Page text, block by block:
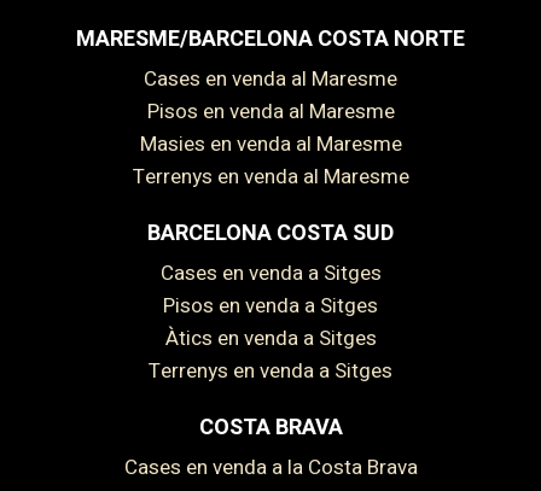
MARESME/BARCELONA COSTA NORTE
Cases en venda al Maresme
Pisos en venda al Maresme
Masies en venda al Maresme
Terrenys en venda al Maresme
BARCELONA COSTA SUD
Cases en venda a Sitges
Pisos en venda a Sitges
Àtics en venda a Sitges
Terrenys en venda a Sitges
COSTA BRAVA
Cases en venda a la Costa Brava